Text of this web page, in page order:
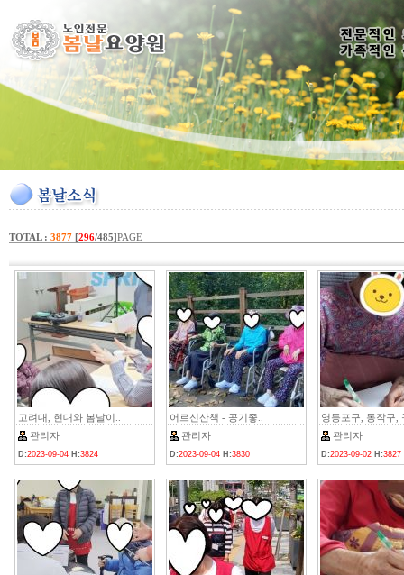
TOTAL : 3877 [296/485]PAGE
고려대, 현대와 봄날이..
관리자
D:2023-09-04 H:3824
어르신산책 - 공기좋..
관리자
D:2023-09-04 H:3830
영등포구, 동작구,
관리자
D:2023-09-02 H:3827